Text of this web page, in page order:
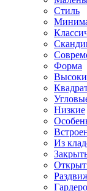
Стиль
Форма
Низкие
Из